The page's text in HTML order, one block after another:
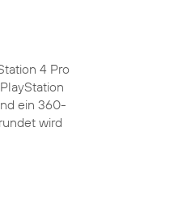
4 Pro
ein 360-
wird